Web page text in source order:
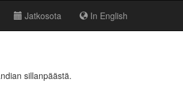
Jatkosota In English
sillanpäästä.